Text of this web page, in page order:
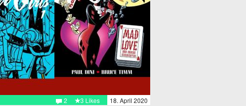
18. April 2020
3 Likes
2